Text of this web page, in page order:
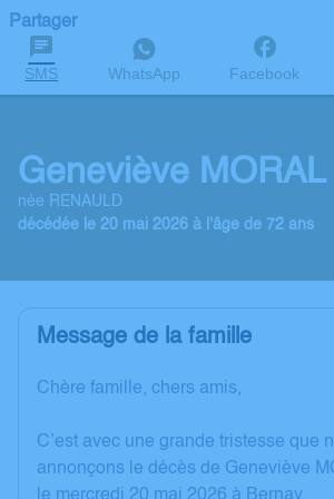
Partager
SMS WhatsApp Facebook
Geneviève MORAL
née RENAULD
décédée le 20 mai 2026 à l'âge de 72 ans
Message de la famille
Chère famille, chers amis,
C’est avec une grande tristesse que
annonçons le décès de Geneviève